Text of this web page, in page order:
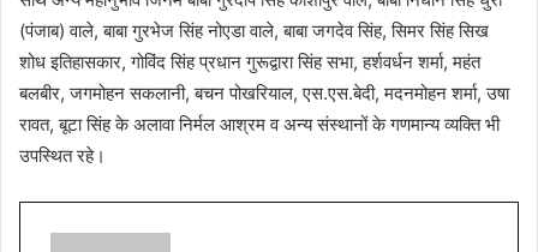
(पंजाब) वाले, बाबा गुरभेज सिंह नोएडा वाले, बाबा जगदेव सिंह, सिमर सिंह सिख
शोध इतिहासकार, गोविंद सिंह प्रधान गुरूद्वारा सिंह सभा, हर्शवर्धन शर्मा, महंत
बलबीर, जगमोहन सकलानी, बचन पोखरियाल, एस.एस.बेदी, मदनमोहन शर्मा, उषा
रावत, बूटा सिंह के अलावा निर्मल आश्रम व अन्य संस्थानों के गणमान्य व्यक्ति भी
उपस्थित रहे।